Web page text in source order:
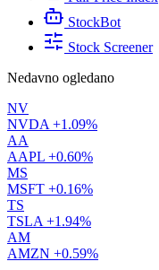
StockBot
Stock Screener
Nedavno ogledano
NV
NVDA +1.09%
AA
AAPL +0.60%
MS
MSFT +0.16%
TS
TSLA +1.94%
AM
AMZN +0.59%